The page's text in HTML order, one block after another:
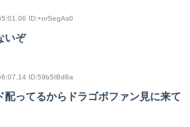
ID:+orSegAs0
いぞ
ID:59b5IBd8a
配ってるからドラゴボファン見に来て